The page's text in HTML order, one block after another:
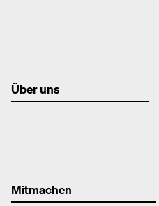
Über uns
Mitmachen